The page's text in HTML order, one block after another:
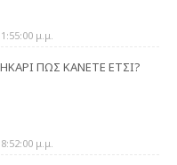
μ.μ.
ΠΩΣ ΚΑΝΕΤΕ ΕΤΣΙ?
μ.μ.